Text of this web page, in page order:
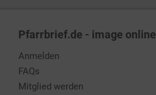
Pfarrbrief.de - image online
Anmelden
FAQs
Mitglied werden